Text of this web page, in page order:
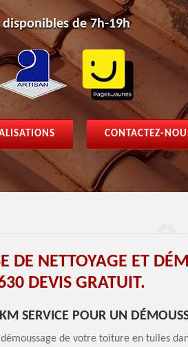
disponibles de 7h-19h
CONTACTEZ-
DE NETTOYAGE ET
DEVIS GRATUIT.
KM SERVICE POUR UN
démoussage de votre toiture en tuiles